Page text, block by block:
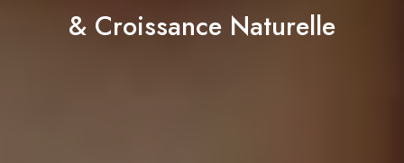
& Croissance Naturelle